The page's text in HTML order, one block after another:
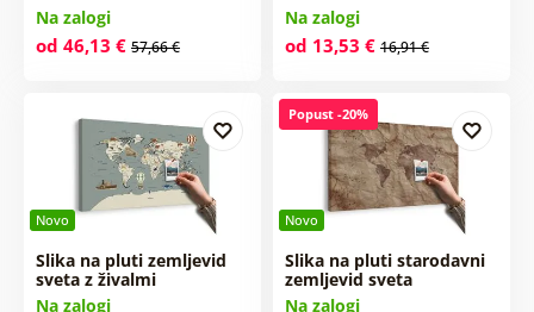
Na zalogi
od 46,13 € 57,66 €
Na zalogi
od 13,53 € 16,91 €
Novo
Slika na pluti zemljevid
sveta z živalmi
Na zalogi
Novo
Popust -20%
Slika na pluti starodavni
zemljevid sveta
Na zalogi